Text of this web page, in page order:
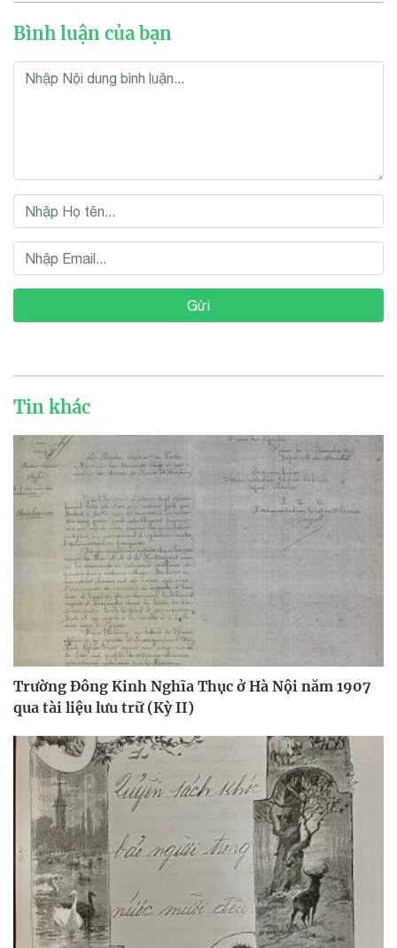
Bình luận của bạn
Gửi
Tin khác
Trường Đông Kinh Nghĩa Thục ở Hà Nội năm 1907
qua tài liệu lưu trữ (Kỳ II)